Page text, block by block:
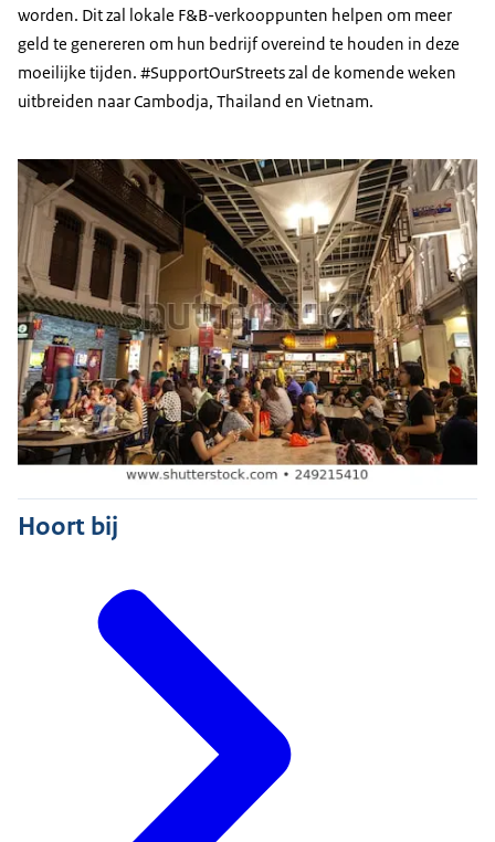
worden. Dit zal lokale F&B-verkooppunten helpen om meer
geld te genereren om hun bedrijf overeind te houden in deze
moeilijke tijden. #SupportOurStreetszal de komende weken
uitbreiden naar Cambodja, Thailand en Vietnam.
Hoort bij